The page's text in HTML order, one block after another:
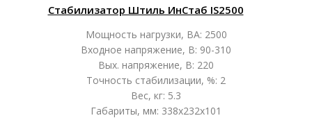
Стабилизатор Штиль ИнСтаб IS2500
Мощность нагрузки, ВА: 2500
Входное напряжение, В: 90-310
Вых. напряжение, В: 220
Точность стабилизации, %: 2
Вес, кг: 5.3
Габариты, мм: 338х232х101